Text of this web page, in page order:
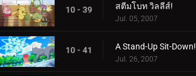
10 - 39 สตีมโบท วิลลีส์!
Jul. 05, 2007
10 - 41 A Stand-Up Sit-Down!
Jul. 26, 2007